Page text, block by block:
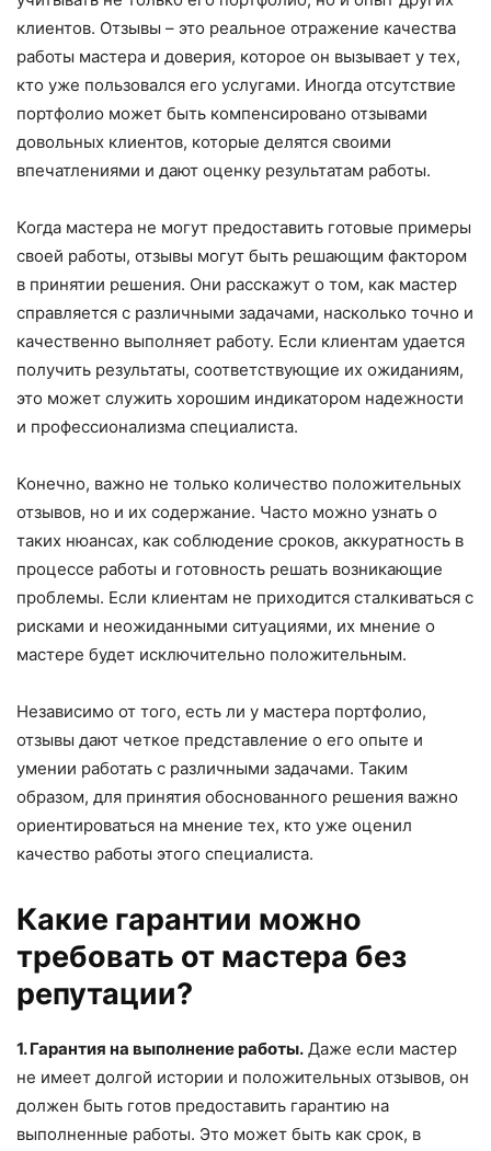
клиентов. Отзывы – это реальное отражение качества
работы мастера и доверия, которое он вызывает у тех,
кто уже пользовался его услугами. Иногда отсутствие
портфолио может быть компенсировано отзывами
довольных клиентов, которые делятся своими
впечатлениями и дают оценку результатам работы.
Когда мастера не могут предоставить готовые примеры
своей работы, отзывы могут быть решающим фактором
в принятии решения. Они расскажут о том, как мастер
справляется с различными задачами, насколько точно и
качественно выполняет работу. Если клиентам удается
получить результаты, соответствующие их ожиданиям,
это может служить хорошим индикатором надежности
и профессионализма специалиста.
Конечно, важно не только количество положительных
отзывов, но и их содержание. Часто можно узнать о
таких нюансах, как соблюдение сроков, аккуратность в
процессе работы и готовность решать возникающие
проблемы. Если клиентам не приходится сталкиваться с
рисками и неожиданными ситуациями, их мнение о
мастере будет исключительно положительным.
Независимо от того, есть ли у мастера портфолио,
отзывы дают четкое представление о его опыте и
умении работать с различными задачами. Таким
образом, для принятия обоснованного решения важно
ориентироваться на мнение тех, кто уже оценил
качество работы этого специалиста.
Какие гарантии можно
требовать от мастера без
репутации?
1. Гарантия на выполнение работы. Даже если мастер
не имеет долгой истории и положительных отзывов, он
должен быть готов предоставить гарантию на
выполненные работы. Это может быть как срок, в